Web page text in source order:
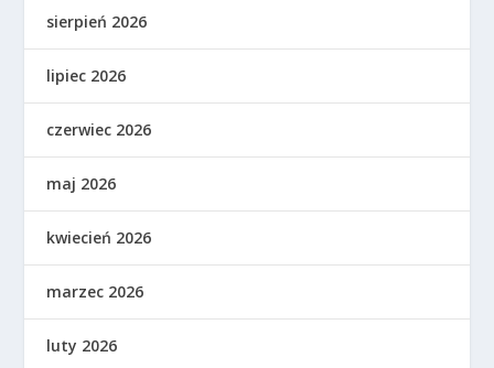
sierpień 2026
lipiec 2026
czerwiec 2026
maj 2026
kwiecień 2026
marzec 2026
luty 2026